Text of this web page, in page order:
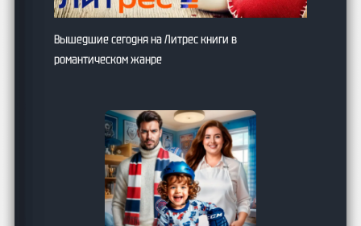
Вышедшие сегодня на Литрес книги в
романтическом жанре